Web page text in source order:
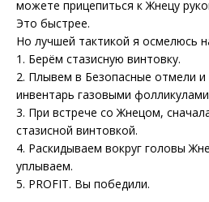
можете прицепиться к Жнецу
Это быстрее.
Но лучшей тактикой я осмелюсь
1. Берём стазисную винтовку.
2. Плывем в Безопасные отмели
инвентарь газовыми
3. При встрече со Жнецом,
стазисной винтовкой.
4. Раскидываем вокруг головы
уплываем.
5. PROFIT. Вы победили.